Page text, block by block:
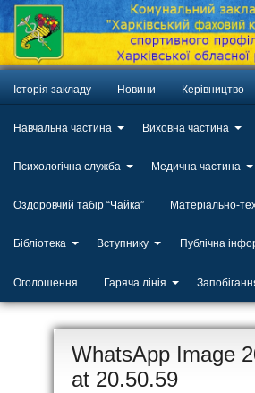
Історія закладу Новини Керівництво
Навчальна частина Виховна частина
Психологічна служба Медична частина
Оздоровчий табір “Чайка” Матеріально-
Бібліотека Вступнику Публічна
Оголошення Гаряча лінія
20
WhatsApp Image
at 20.50.59